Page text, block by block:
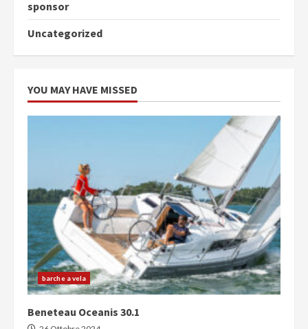
sponsor
Uncategorized
YOU MAY HAVE MISSED
barche a vela
Beneteau Oceanis 30.1